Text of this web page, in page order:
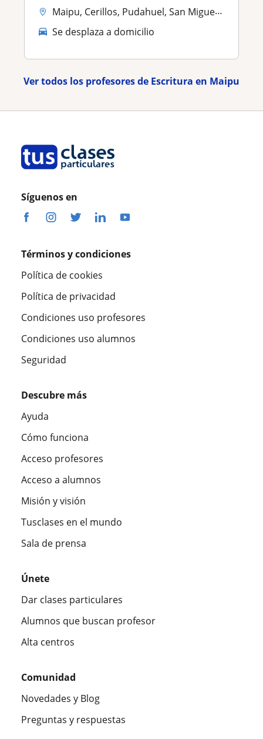
Maipu, Cerillos, Pudahuel, San Miguel, Santiago ciudad
Se desplaza a domicilio
Ver todos los profesores de Escritura en Maipu
Síguenos en
Términos y condiciones
Política de cookies
Política de privacidad
Condiciones uso profesores
Condiciones uso alumnos
Seguridad
Descubre más
Ayuda
Cómo funciona
Acceso profesores
Acceso a alumnos
Misión y visión
Tusclases en el mundo
Sala de prensa
Únete
Dar clases particulares
Alumnos que buscan profesor
Alta centros
Comunidad
Novedades y Blog
Preguntas y respuestas